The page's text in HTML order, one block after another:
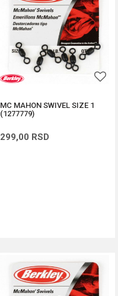
MC MAHON SWIVEL SIZE 1
(1277779)
299,00 RSD